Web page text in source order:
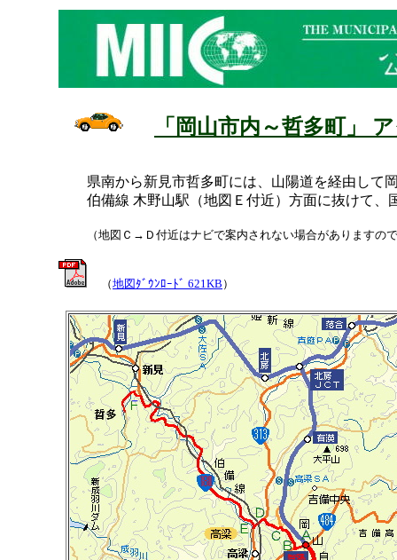
「岡山市内～哲多町」
県南から新見市哲多町には、山陽道を経由して
伯備線 木野山駅（地図Ｅ付近）方面に抜けて、
（地図Ｃ→Ｄ付近はナビで案内されない場合がありますの
（地図ﾀﾞｳﾝﾛｰﾄﾞ 621KB ）